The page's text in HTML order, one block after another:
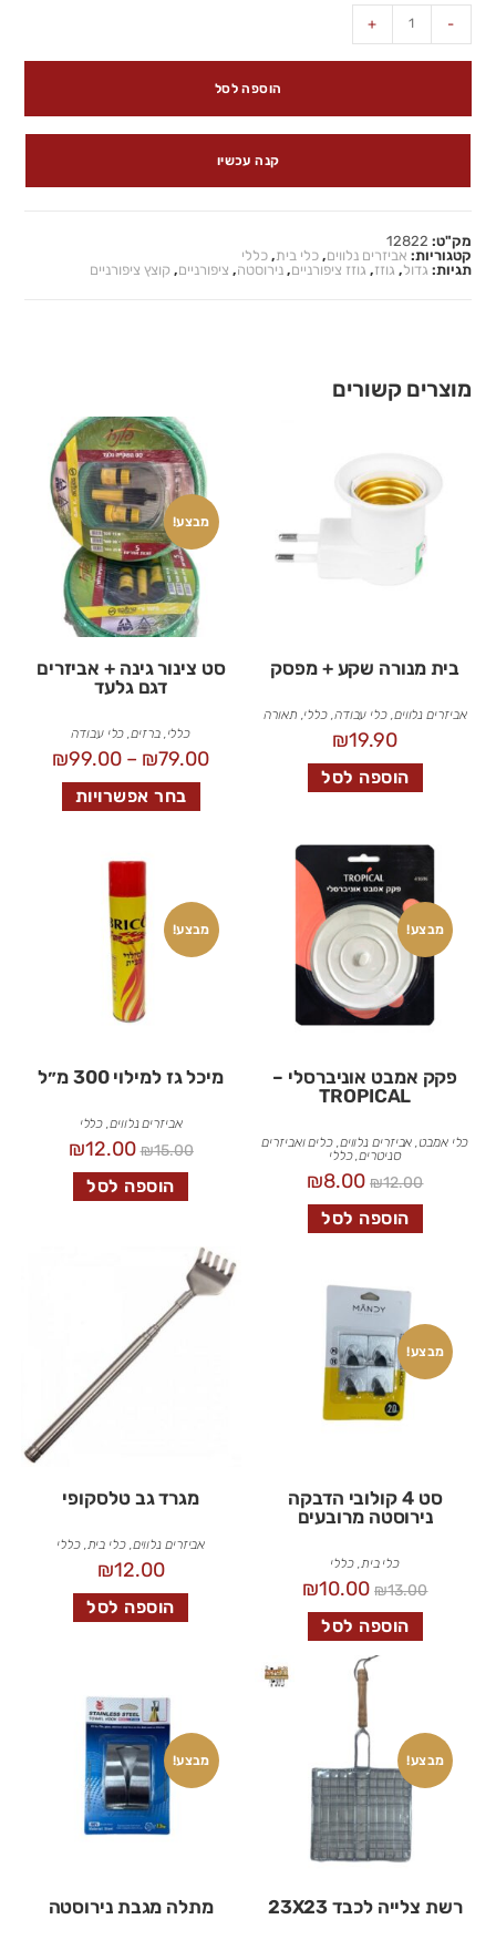
-
+
הוספה לסל
קנה עכשיו
מק"ט: 12822
קטגוריות: אביזרים נלווים,כלי בית,כללי
תגיות: גדול, גוזז, גוזז ציפורניים,נירוסטה, ציפורניים, קוצץ ציפורניים
מוצרים קשורים
בית מנורה שקע + מפסק
אביזרים נלווים, כלי עבודה, כללי, תאורה
₪19.90
הוספה לסל
מבצע!
סט צינור גינה + אביזרים
דגם גלעד
כללי,ברזים, כלי עבודה
₪79.00
–
₪99.00
בחר אפשרויות
מבצע!
פקק אמבט אוניברסלי –
TROPICAL
כלי אמבט אביזרים נלווים ,כלים ואביזרים
סניטרים,כללי
₪12.00
₪8.00
הוספה לסל
מבצע!
מיכל גז למילוי 300 מ״ל
אביזרים נלווים, כללי
₪15.00
₪12.00
הוספה לסל
מבצע!
סט 4 קולובי הדבקה
נירוסטה מרובעים
כלי בית, כללי
₪13.00
₪10.00
הוספה לסל
מגרד גב טלסקופי
אביזרים נלווים,כלי בית,כללי
₪12.00
הוספה לסל
מבצע!
רשת צלייה לכבד 23X23
מבצע!
מתלה מגבת נירוסטה